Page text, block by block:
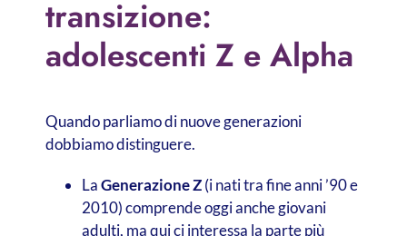
transizione:
adolescenti Z e Alpha
Quando parliamo di nuove generazioni
dobbiamo distinguere.
LaGenerazione Z(i nati tra fine anni ’90 e
2010) comprende oggi anche giovani
adulti, ma qui ci interessa la parte più